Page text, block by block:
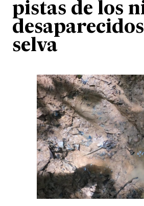
pistas de los
selva